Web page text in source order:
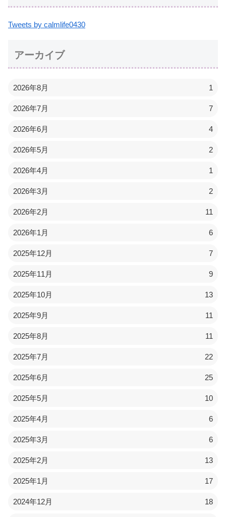
Tweets by calmlife0430
アーカイブ
2026年8月 1
2026年7月 7
2026年6月 4
2026年5月 2
2026年4月 1
2026年3月 2
2026年2月 11
2026年1月 6
2025年12月 7
2025年11月 9
2025年10月 13
2025年9月 11
2025年8月 11
2025年7月 22
2025年6月 25
2025年5月 10
2025年4月 6
2025年3月 6
2025年2月 13
2025年1月 17
2024年12月 18